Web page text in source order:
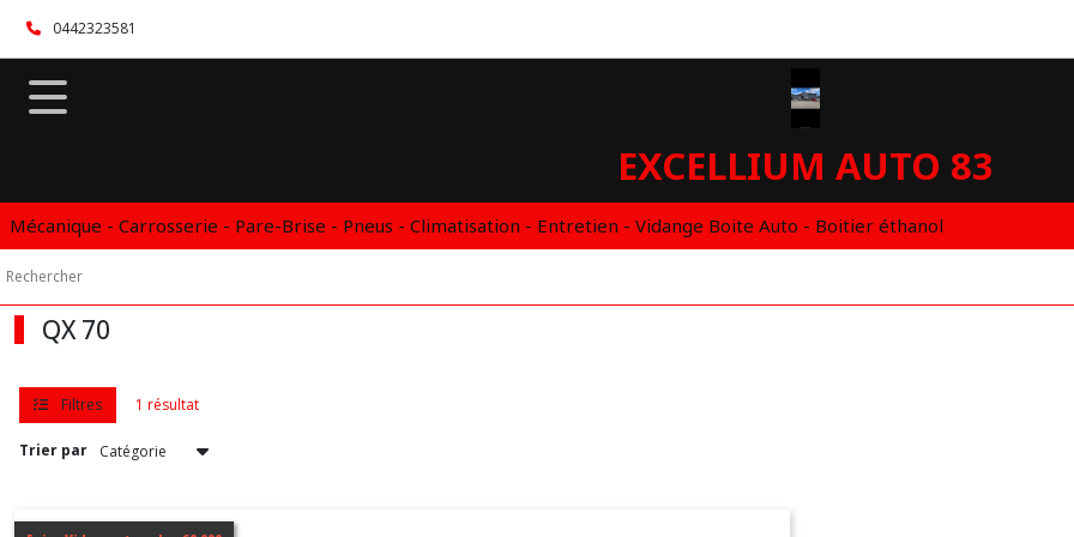
0442323581
EXCELLIUM AUTO 83
Mécanique - Carrosserie - Pare-Brise - Pneus - Climatisation - Entretien - Vidange Boite Auto - Boitier éthanol
QX 70
Filtres 1 résultat
Trier par
Fermer
FILTRES
Vidange
Boite
automatique
DSG
DCT
CVT
30